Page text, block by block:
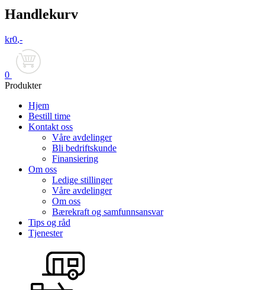
Handlekurv
kr0,-
0
Produkter
Hjem
Bestill time
Kontakt oss
Våre avdelinger
Bli bedriftskunde
Finansiering
Om oss
Ledige stillinger
Våre avdelinger
Om oss
Bærekraft og samfunnsansvar
Tips og råd
Tjenester